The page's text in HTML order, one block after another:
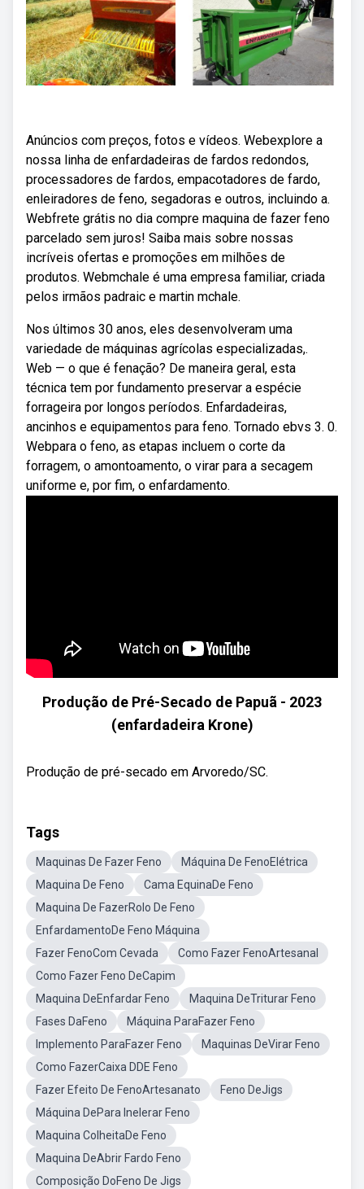
Anúncios com preços, fotos e vídeos. Webexplore a
nossa linha de enfardadeiras de fardos redondos,
processadores de fardos, empacotadores de fardo,
enleiradores de feno, segadoras e outros, incluindo a.
Webfrete grátis no dia compre maquina de fazer feno
parcelado sem juros! Saiba mais sobre nossas
incríveis ofertas e promoções em milhões de
produtos. Webmchale é uma empresa familiar, criada
pelos irmãos padraic e martin mchale.
Nos últimos 30 anos, eles desenvolveram uma
variedade de máquinas agrícolas especializadas,.
Web — o que é fenação? De maneira geral, esta
técnica tem por fundamento preservar a espécie
forrageira por longos períodos. Enfardadeiras,
ancinhos e equipamentos para feno. Tornado ebvs 3. 0.
Webpara o feno, as etapas incluem o corte da
forragem, o amontoamento, o virar para a secagem
uniforme e, por fim, o enfardamento.
Produção de Pré-Secado de Papuã - 2023
(enfardadeira Krone)
Produção de pré-secado em Arvoredo/SC.
Tags
Maquinas De Fazer Feno
Máquina De FenoElétrica
Maquina De Feno
Cama EquinaDe Feno
Maquina De FazerRolo De Feno
EnfardamentoDe Feno Máquina
Fazer FenoCom Cevada
Como Fazer FenoArtesanal
Como Fazer Feno DeCapim
Maquina DeEnfardar Feno
Maquina DeTriturar Feno
Fases DaFeno
Máquina ParaFazer Feno
Implemento ParaFazer Feno
Maquinas DeVirar Feno
Como FazerCaixa DDE Feno
Fazer Efeito De FenoArtesanato
Feno DeJigs
Máquina DePara Inelerar Feno
Maquina ColheitaDe Feno
Maquina DeAbrir Fardo Feno
Composição DoFeno De Jigs